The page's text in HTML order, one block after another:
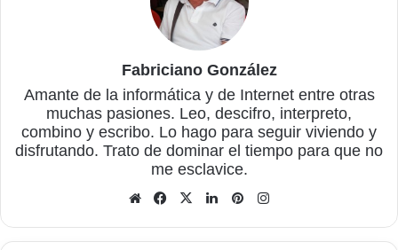
Fabriciano González
Amante de la informática y de Internet entre otras
muchas pasiones. Leo, descifro, interpreto,
combino y escribo. Lo hago para seguir viviendo y
disfrutando. Trato de dominar el tiempo para que no
me esclavice.
Sitio
Facebook
X LinkedInPinterest